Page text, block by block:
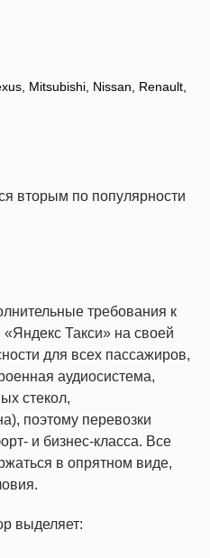
Mitsubishi, Nissan, Renault,
вторым по популярности
требования к
Такси» на своей
для всех пассажиров,
аудиосистема,
стекол,
поэтому перевозки
и бизнес-класса. Все
в опрятном виде,
выделяет: